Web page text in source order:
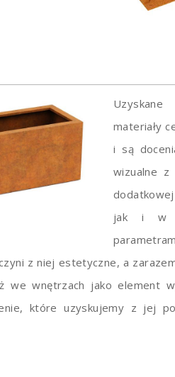
materiały
i są
wizualne z
jak i w
z niej estetyczne, a
we wnętrzach jako element
które uzyskujemy z jej